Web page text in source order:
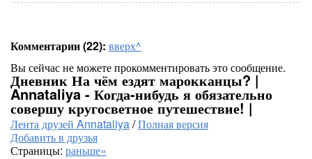
Комментарии (22): вверх^
Вы сейчас не можете прокомментировать это сообщение.
Дневник На чём ездят марокканцы? |
Annataliya - Когда-нибудь я обязательно
совершу кругосветное путешествие! |
Лента друзей Annataliya/Полная версия
Добавить в друзья
Страницы: раньше»